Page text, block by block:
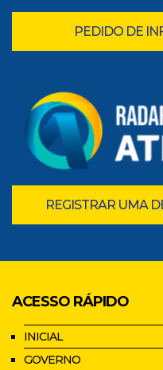
PEDIDO DE
REGISTRAR UMA
ACESSO RÁPIDO
INICIAL
GOVERNO